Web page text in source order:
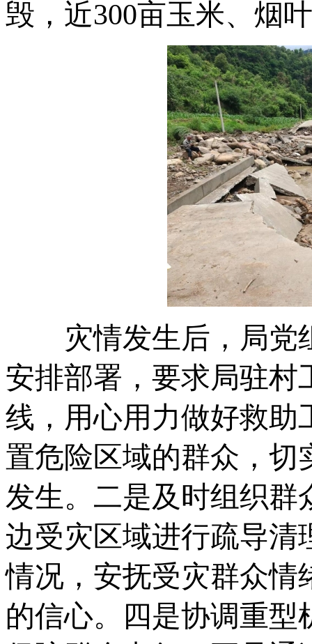
毁，近300亩玉米、烟
灾情发生后，局党
安排部署，要求局驻村
线，用心用力做好救助
置危险区域的群众，切
发生。二是及时组织群
边受灾区域进行疏导清
情况，安抚受灾群众情
的信心。四是协调重型